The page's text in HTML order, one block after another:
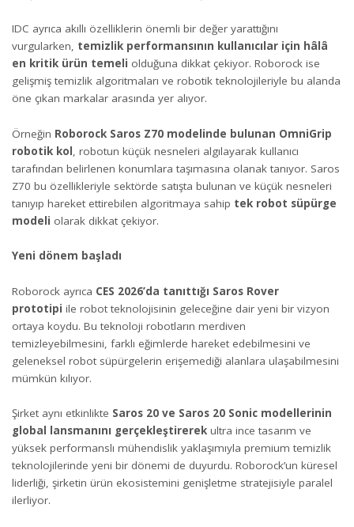
IDC ayrıca akıllı özelliklerin önemli bir değer yarattığını
vurgularken, temizlik performansının kullanıcılar için hâlâ
en kritik ürün temeli olduğuna dikkat çekiyor. Roborock ise
gelişmiş temizlik algoritmaları ve robotik teknolojileriyle bu alanda
öne çıkan markalar arasında yer alıyor.
Örneğin Roborock Saros Z70 modelinde bulunan OmniGrip
robotik kol, robotun küçük nesneleri algılayarak kullanıcı
tarafından belirlenen konumlara taşımasına olanak tanıyor. Saros
Z70 bu özellikleriyle sektörde satışta bulunan ve küçük nesneleri
tanıyıp hareket ettirebilen algoritmaya sahip tek robot süpürge
modeli olarak dikkat çekiyor.
Yeni dönem başladı
Roborock ayrıca CES 2026’da tanıttığı Saros Rover
prototipi ile robot teknolojisinin geleceğine dair yeni bir vizyon
ortaya koydu. Bu teknoloji robotların merdiven
temizleyebilmesini, farklı eğimlerde hareket edebilmesini ve
geleneksel robot süpürgelerin erişemediği alanlara ulaşabilmesini
mümkün kılıyor.
Şirket aynı etkinlikte Saros 20 ve Saros 20 Sonic modellerinin
global lansmanını gerçekleştirerek ultra ince tasarım ve
yüksek performanslı mühendislik yaklaşımıyla premium temizlik
teknolojilerinde yeni bir dönemi de duyurdu. Roborock’un küresel
liderliği, şirketin ürün ekosistemini genişletme stratejisiyle paralel
ilerliyor.